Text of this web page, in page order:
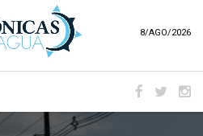
8/AGO/2026